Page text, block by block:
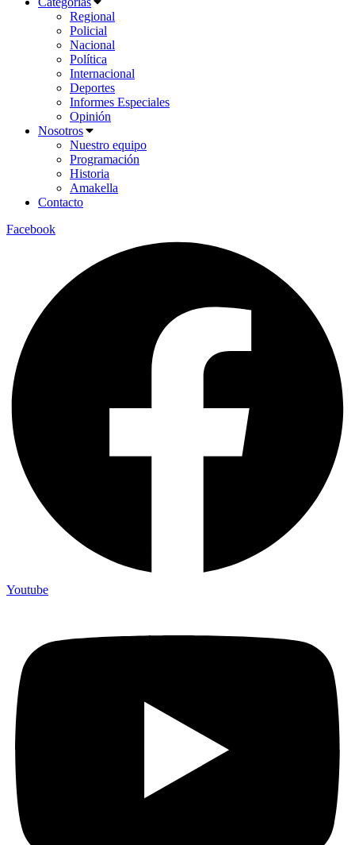
Regional
Policial
Nacional
Política
Internacional
Deportes
Informes Especiales
Opinión
Nosotros
Nuestro equipo
Programación
Historia
Amakella
Contacto
Facebook
Youtube